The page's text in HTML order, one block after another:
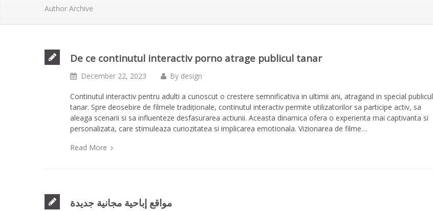
Author Archive
De ce continutul interactiv porno atrage publicul tanar
December 22, 2023 By design
Continutul interactiv pentru adulti a cunoscut o crestere semnificativa in ultimii ani, atragand in special publicul
tanar. Spre deosebire de filmele tradiționale, continutul interactiv permite utilizatorilor sa participe activ, sa
aleaga scenarii si sa influenteze desfasurarea actiunii. Aceasta dinamica ofera o experienta mai captivanta si
personalizata, care stimuleaza curiozitatea si implicarea emotionala. Vizionarea de filme…
Read More
مواقع إباحية مجانية جديدة